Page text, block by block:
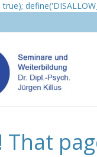
That